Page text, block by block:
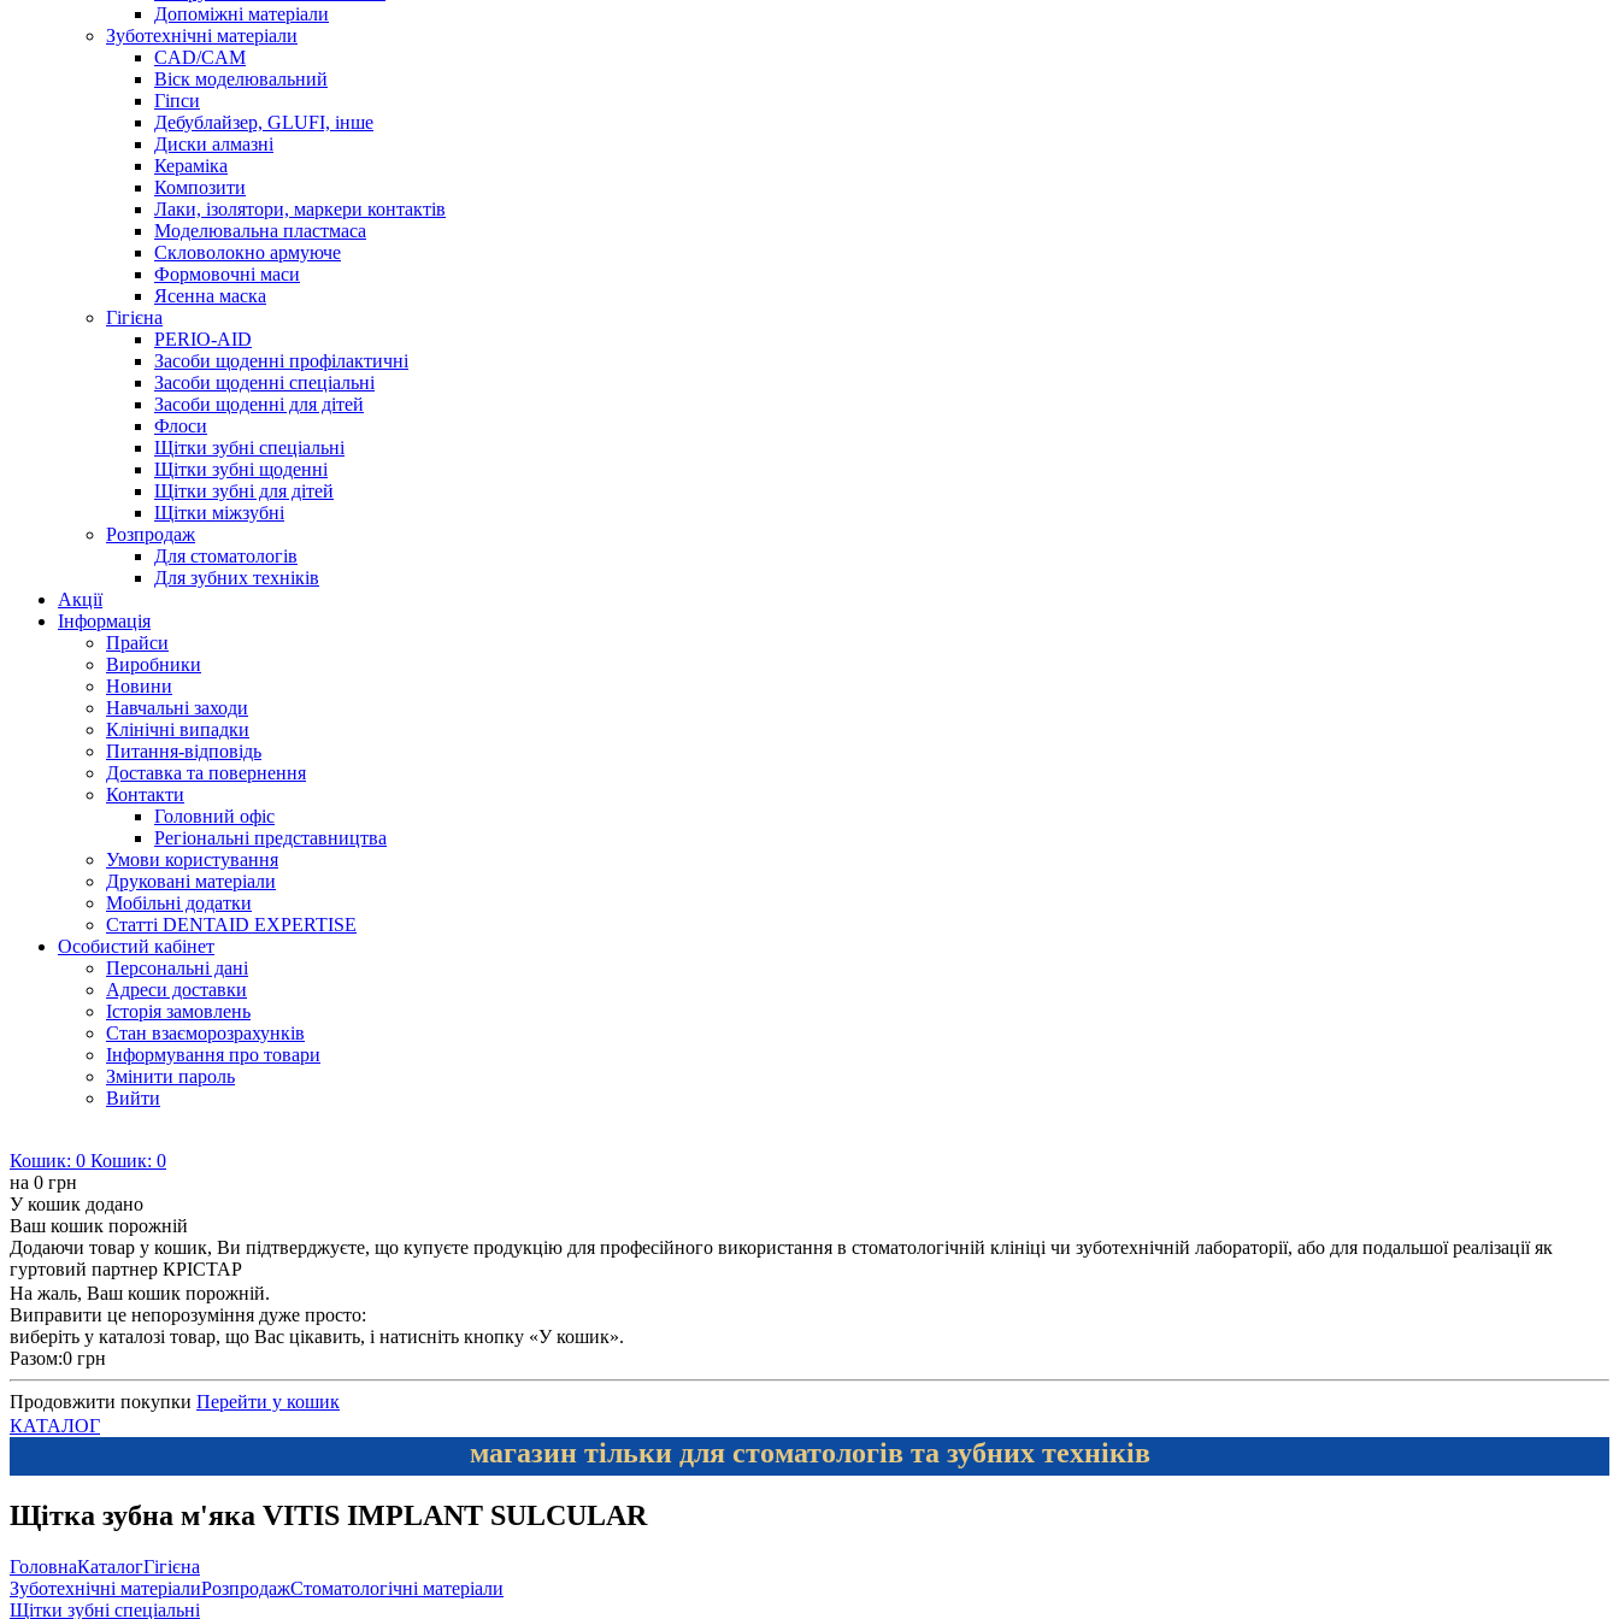
Допоміжні матеріали
Зуботехнічні матеріали
CAD/CAM
Віск моделювальний
Гіпси
Дебублайзер, GLUFI, інше
Диски алмазні
Кераміка
Композити
Лаки, ізолятори, маркери контактів
Моделювальна пластмаса
Скловолокно армуюче
Формовочні маси
Ясенна маска
Гігієна
PERIO-AID
Засоби щоденні профілактичні
Засоби щоденні спеціальні
Засоби щоденні для дітей
Флоси
Щітки зубні спеціальні
Щітки зубні щоденні
Щітки зубні для дітей
Щітки міжзубні
Розпродаж
Для стоматологів
Для зубних техніків
Акції
Інформація
Прайси
Виробники
Новини
Навчальні заходи
Клінічні випадки
Питання-відповідь
Доставка та повернення
Контакти
Головний офіс
Регіональні представництва
Умови користування
Друковані матеріали
Мобільні додатки
Статті DENTAID EXPERTISE
Особистий кабінет
Персональні дані
Адреси доставки
Історія замовлень
Стан взаєморозрахунків
Інформування про товари
Змінити пароль
Вийти
Кошик: 0 Кошик: 0
на 0 грн
У кошик додано
Ваш кошик порожній
Додаючи товар у кошик, Ви підтверджуєте, що купуєте продукцію для професійного використання в стоматологічній клініці чи зуботехнічній лабораторії, або для подальшої реалізації як
гуртовий партнер КРІСТАР
На жаль, Ваш кошик порожній.
Виправити це непорозуміння дуже просто:
виберіть у каталозі товар, що Вас цікавить, і натисніть кнопку «У кошик».
Разом:0 грн
Продовжити покупки Перейти у кошик
КАТАЛОГ
магазин тільки для стоматологів та зубних техніків
Щітка зубна м'яка VITIS IMPLANT SULCULAR
ГоловнаКаталогГігієна
Зуботехнічні матеріалиРозпродажСтоматологічні матеріали
Щітки зубні спеціальні